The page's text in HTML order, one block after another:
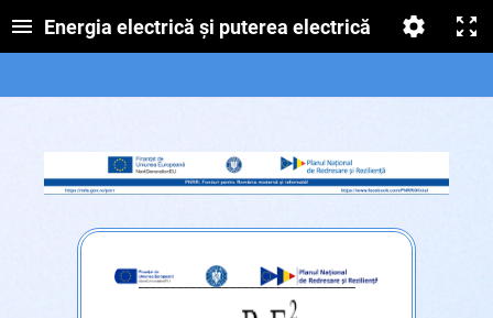
Energia electrică și puterea electrică